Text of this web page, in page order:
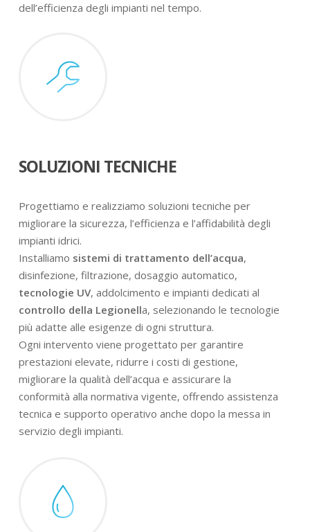
dell’efficienza degli impianti nel tempo.
SOLUZIONI TECNICHE
Progettiamo e realizziamo soluzioni tecniche per
migliorare la sicurezza, l’efficienza e l’affidabilità degli
impianti idrici.
Installiamo sistemi di trattamento dell’acqua,
disinfezione, filtrazione, dosaggio automatico,
tecnologie UV, addolcimento e impianti dedicati al
controllo della Legionella, selezionando le tecnologie
più adatte alle esigenze di ogni struttura.
Ogni intervento viene progettato per garantire
prestazioni elevate, ridurre i costi di gestione,
migliorare la qualità dell’acqua e assicurare la
conformità alla normativa vigente, offrendo assistenza
tecnica e supporto operativo anche dopo la messa in
servizio degli impianti.